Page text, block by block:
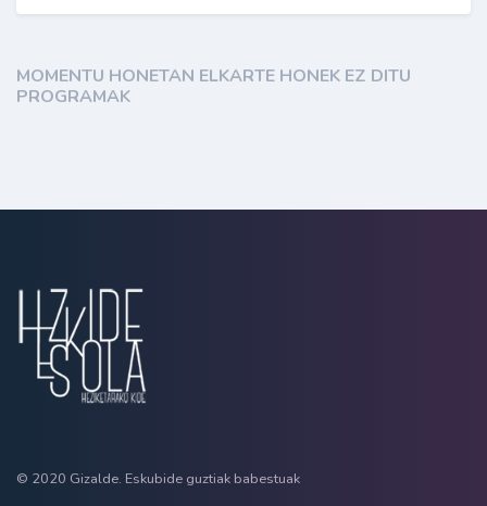
MOMENTU HONETAN ELKARTE HONEK EZ DITU
PROGRAMAK
© 2020 Gizalde. Eskubide guztiak babestuak